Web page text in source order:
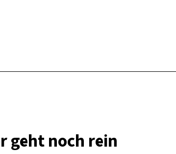
geht noch rein